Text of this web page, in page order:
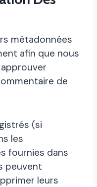
métadonnées
afin que nous
de
(si
les
fournies dans
peuvent
leurs